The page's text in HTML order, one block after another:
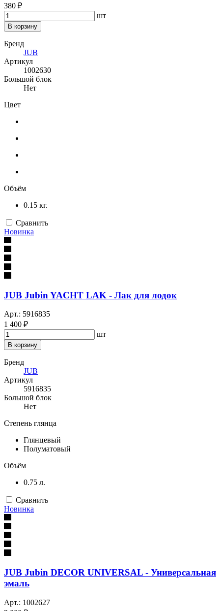
380 ₽
шт
В корзину
Бренд
JUB
Артикул
1002630
Большой блок
Нет
Цвет
Объём
0.15 кг.
Сравнить
Новинка
JUB Jubin YACHT LAK - Лак для лодок
Арт.: 5916835
1 400 ₽
шт
В корзину
Бренд
JUB
Артикул
5916835
Большой блок
Нет
Степень глянца
Глянцевый
Полуматовый
Объём
0.75 л.
Сравнить
Новинка
JUB Jubin DECOR UNIVERSAL - Универсальная
эмаль
Арт.: 1002627